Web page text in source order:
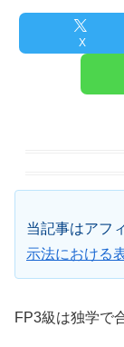
X
当記事はアフ
示法における
FP3級は独学で